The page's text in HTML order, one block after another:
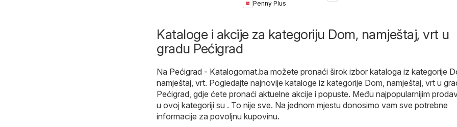
Penny Plus
Kataloge i akcije za kategoriju Dom, namještaj, vrt u
gradu Pećigrad
Na Pećigrad - Katalogomat.ba možete pronaći širok izbor kataloga iz kategorije
namještaj, vrt. Pogledajte najnovije kataloge iz kategorije Dom, namještaj, vrt u
Pećigrad, gdje ćete pronaći aktuelne akcije i popuste. Među najpopularnijim
u ovoj kategoriji su . To nije sve. Na jednom mjestu donosimo vam sve potrebne
informacije za povoljnu kupovinu.